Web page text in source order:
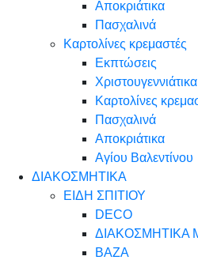
Αποκριάτικα
Πασχαλινά
Καρτολίνες κρεμαστές
Εκπτώσεις
Χριστουγεννιάτικα
Καρτολίνες
Πασχαλινά
Αποκριάτικα
Αγίου Βαλεντίνου
ΔΙΑΚΟΣΜΗΤΙΚΑ
ΕΙΔΗ ΣΠΙΤΙΟΥ
DECO
ΔΙΑΚΟΣΜΗΤΙΚΑ
ΒΑΖΑ